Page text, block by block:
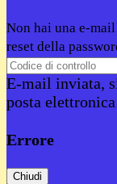
Non hai una e-
reset della
E-mail inviata,
posta
Errore
Chiudi